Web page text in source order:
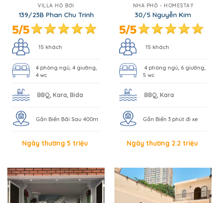
VILLA HỒ BƠI
139/23B Phan Chu Trinh
15 khách
4 phòng ngủ, 4 giường,
4 wc
BBQ, Kara, Bida
Gần Biển Bãi Sau 400m
Ngày thường 5 triệu
NHÀ PHỐ - HOMESTAY
30/5 Nguyễn Kim
15 khách
4 phòng ngủ, 6 giường,
5 wc
BBQ, Kara
Gần Biển 3 phút đi xe
Ngày thường 2.2 triệu